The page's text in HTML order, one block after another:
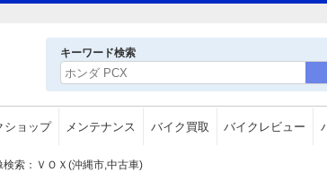
キーワード検索
ショップ メンテナンス バイク買取 バイクレビュー
検索：ＶＯＸ(沖縄市,中古車)